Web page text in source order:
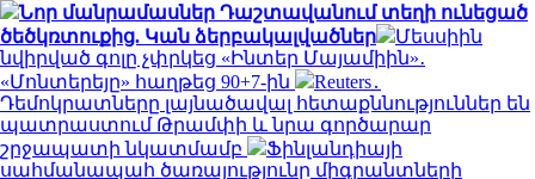
Նոր մանրամասներ Դաշտավանում տեղի ունեցած
ծեծկռտուքից. Կան ձերբակալվածներ
Մեսսիին
նվիրված գոլը չփրկեց «Ինտեր Մայամիին»․
«Մոնտերեյը» հաղթեց 90+7-ին
Reuters․
Դեմոկրատները լայնածավալ հետաքննություններ են
պատրաստում Թրամփի և նրա գործարար
շրջապատի նկատմամբ
Ֆինլանդիայի
սահմանապահ ծառայությունը միգրանտների